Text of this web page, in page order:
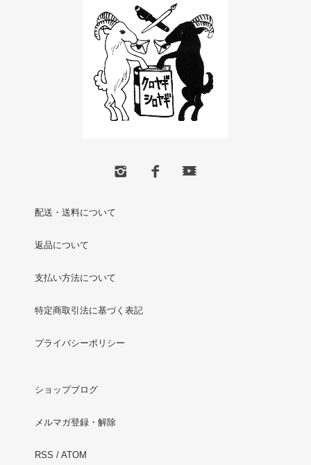
配送・送料について
返品について
支払い方法について
特定商取引法に基づく表記
プライバシーポリシー
ショップブログ
メルマガ登録・解除
RSS / ATOM